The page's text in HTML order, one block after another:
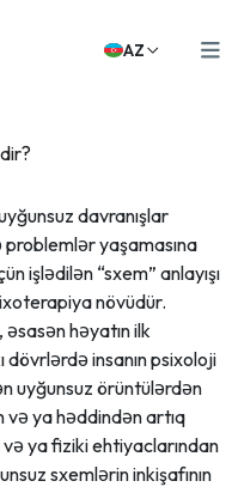
AZ
davranışlar
yaşamasına
işlədilən “sxem” anlayışı
növüdür.
həyatın ilk
insanın psixoloji
uyğunsuz örüntülərdən
ya həddindən artıq
ya fiziki ehtiyaclarından
sxemlərin inkişafının